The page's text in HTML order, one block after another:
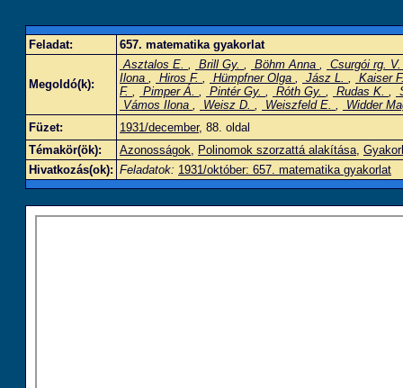
Feladat: 657. matematika gyakorlat
Megoldó(k):
Asztalos E. , Brill Gy. , Böhm Anna ,
Csurgói rg.
Ilona , Hiros F. , Hümpfner Olga , Jász L. ,
Kaiser
F. , Pimper Á. , Pintér Gy. , Róth Gy. , Rudas K. ,
Vámos Ilona , Weisz D. , Weiszfeld E. ,
Widder
Füzet:
1931/december, 88. oldal
Témakör(ök):
Azonosságok, Polinomok szorzattá alakítása,
Hivatkozás(ok): Feladatok: 1931/október: 657. matematika gyakorlat